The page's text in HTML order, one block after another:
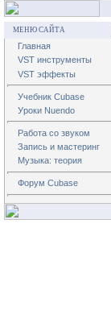
МЕНЮ САЙТА
Главная
VST инструменты
VST эффекты
Учебник Cubase
Уроки Nuendo
Работа со звуком
Запись и мастеринг
Музыка: теория
Форум Cubase